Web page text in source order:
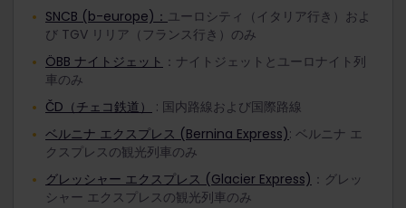
SNCB (b-europe)： ユーロシティ（イタリア行き）およ
び TGV リリア（フランス行き）のみ
ÖBB ナイトジェット ：ナイトジェットとユーロナイト列
車のみ
ČD（チェコ鉄道）
: 国内路線および国際路線
ベルニナ エクスプレス (Bernina Express): ベルニナ エ
クスプレスの観光列車のみ
グレッシャー エクスプレス (Glacier Express) ：グレッ
シャー エクスプレスの観光列車のみ